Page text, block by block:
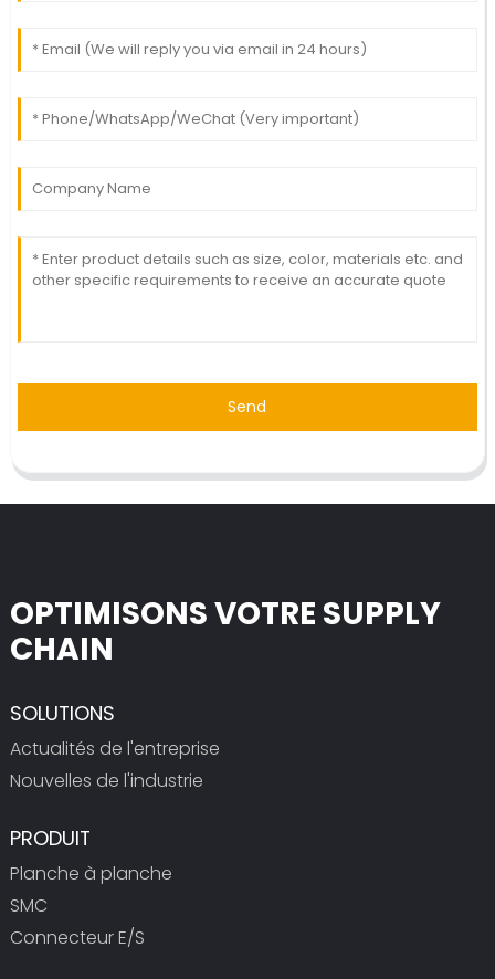
Send
OPTIMISONS VOTRE SUPPLY
CHAIN
SOLUTIONS
Actualités de l'entreprise
Nouvelles de l'industrie
PRODUIT
Planche à planche
SMC
Connecteur E/S